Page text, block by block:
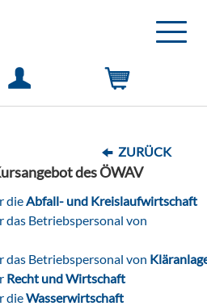
Toggle
ZURÜCK
des ÖWAV
dieAbfall- und Kreislaufwirtschaft
das Betriebspersonal von
das Betriebspersonal von
Recht und Wirtschaft
dieWasserwirtschaft